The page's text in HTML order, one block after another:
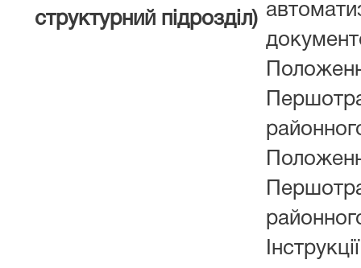
структурний підрозділ)